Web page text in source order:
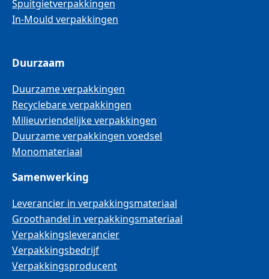
Spuitgietverpakkingen
In-Mould verpakkingen
Duurzaam
Duurzame verpakkingen
Recyclebare verpakkingen
Milieuvriendelijke verpakkingen
Duurzame verpakkingen voedsel
Monomateriaal
Samenwerking
Leverancier in verpakkingsmateriaal
Groothandel in verpakkingsmateriaal
Verpakkingsleverancier
Verpakkingsbedrijf
Verpakkingsproducent